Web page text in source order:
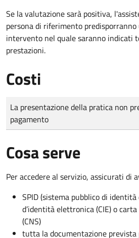
Se la valutazione sarà positiva,
persona di riferimento
intervento nel quale saranno indicati
prestazioni.
Costi
Tipo di pagamento
Importo
La presentazione della pratica non
pagamento
Cosa serve
Per accedere al servizio, assicurati di
SPID (sistema pubblico di
d’identità elettronica (CIE) o
(CNS)
tutta la documentazione prevista